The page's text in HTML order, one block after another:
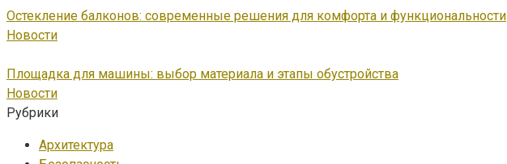
Остекление балконов: современные решения для комфорта и функциональности
Новости
Площадка для машины: выбор материала и этапы обустройства
Новости
Рубрики
Архитектура